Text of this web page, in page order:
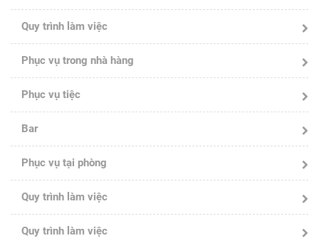
Quy trình làm việc
Phục vụ trong nhà hàng
Phục vụ tiệc
Bar
Phục vụ tại phòng
Quy trình làm việc
Quy trình làm việc